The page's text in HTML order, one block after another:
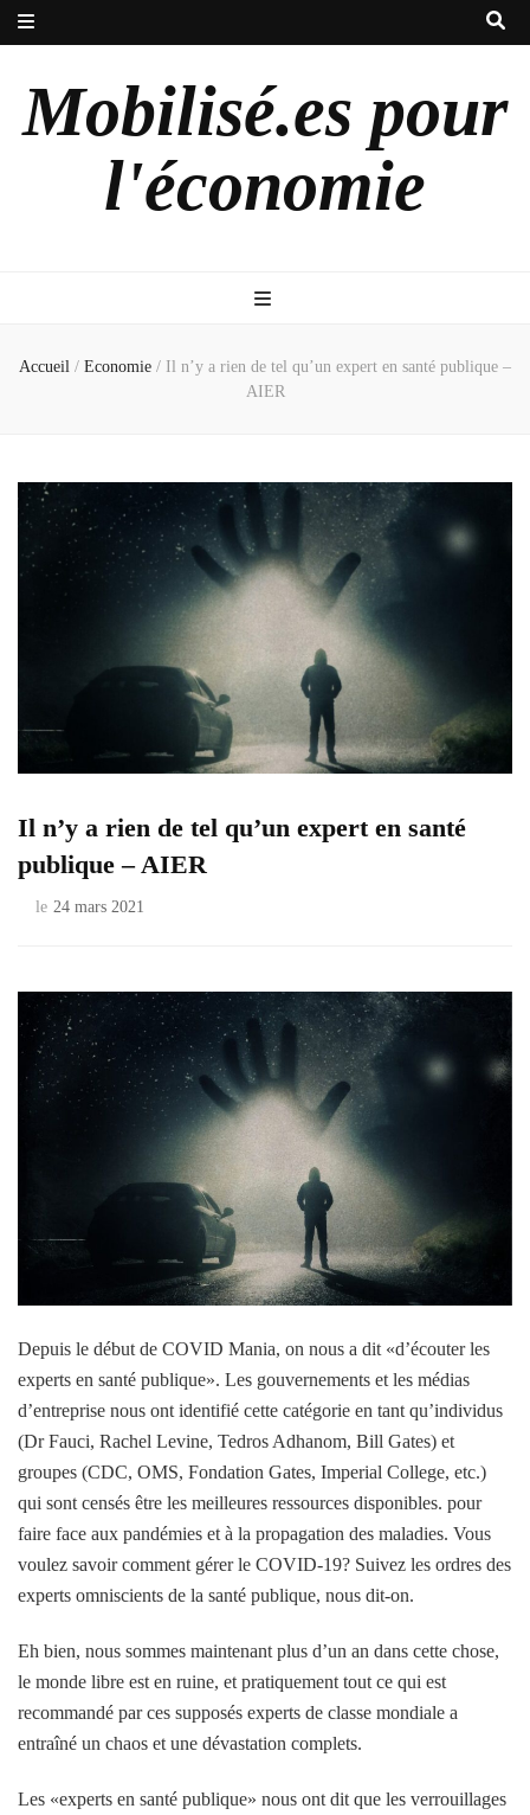
Mobilisé.es pour
l'économie
Accueil / Economie / Il n’y a rien de tel qu’un expert en santé publique –
AIER
Il n’y a rien de tel qu’un expert en santé
publique – AIER
le 24 mars 2021
Depuis le début de COVID Mania, on nous a dit «d’écouter les
experts en santé publique». Les gouvernements et les médias
d’entreprise nous ont identifié cette catégorie en tant qu’individus
(Dr Fauci, Rachel Levine, Tedros Adhanom, Bill Gates) et
groupes (CDC, OMS, Fondation Gates, Imperial College, etc.)
qui sont censés être les meilleures ressources disponibles. pour
faire face aux pandémies et à la propagation des maladies. Vous
voulez savoir comment gérer le COVID-19? Suivez les ordres des
experts omniscients de la santé publique, nous dit-on.
Eh bien, nous sommes maintenant plus d’un an dans cette chose,
le monde libre est en ruine, et pratiquement tout ce qui est
recommandé par ces supposés experts de classe mondiale a
entraîné un chaos et une dévastation complets.
Les «experts en santé publique» nous ont dit que les verrouillages